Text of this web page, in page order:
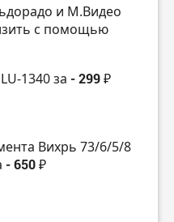
и М.Видео
с помощью
1340 за - 299 ₽
Вихрь 73/6/5/8
- 650 ₽